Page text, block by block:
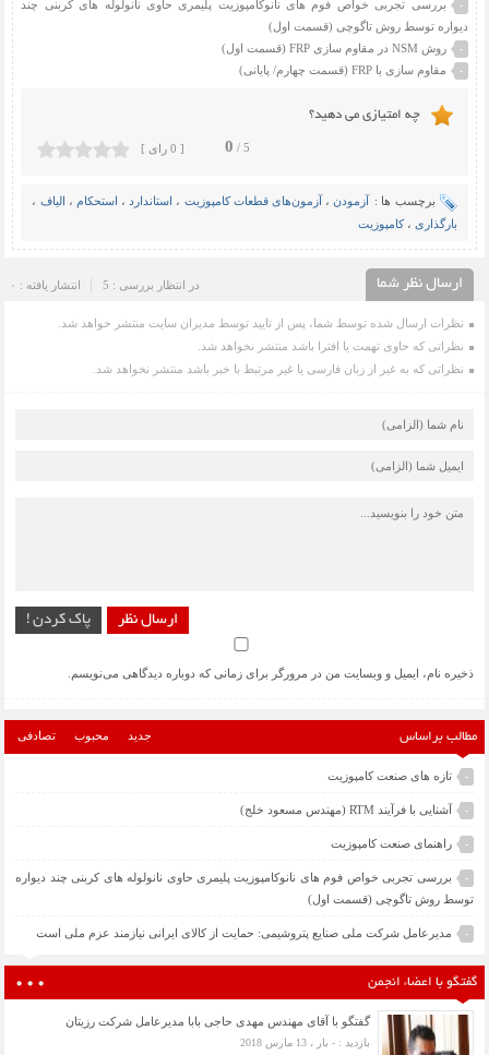
-
بررسی تجربی خواص فوم های نانوکامپوزیت پلیمری حاوی نانولوله های کربنی چند
دیواره توسط روش تاگوچی (قسمت اول)
- روش NSM در مقاوم سازی FRP (قسمت اول)
- مقاوم سازی با FRP (قسمت چهارم/ پایانی)
چه امتیازی می دهید؟
5 /
0 [ 0 رای ]
برچسب ها : آزمودن،آزمون‌های قطعات کامپوزیت ، استاندارد ، استحکام ، الیاف ،
بارگذاری ،کامپوزیت
ارسال نظر شما انتشار یافته : ۰ در انتظار بررسی : 5
نظرات ارسال شده توسط شما، پس از تایید توسط مدیران سایت منتشر خواهد شد.
نظراتی که حاوی تهمت یا افترا باشد منتشر نخواهد شد.
نظراتی که به غیر از زبان فارسی یا غیر مرتبط با خبر باشد منتشر نخواهد شد.
ارسال نظر پاک کردن !
ذخیره نام، ایمیل و وبسایت من در مرورگر برای زمانی که دوباره دیدگاهی می‌نویسم.
مطالب براساس جدید محبوب تصادفی
- تازه های صنعت کامپوزیت
- آشنایی با فرآیند RTM (مهندس مسعود خلج)
- راهنمای صنعت کامپوزیت
-
بررسی تجربی خواص فوم های نانوکامپوزیت پلیمری حاوی نانولوله های کربنی چند دیواره
توسط روش تاگوچی (قسمت اول)
- مدیرعامل شرکت ملی صنایع پتروشیمی: حمایت از کالای ایرانی نیازمند عزم ملی است
گفتگو با اعضاء انجمن
گفتگو با آقای مهندس مهدی حاجی بابا مدیرعامل شرکت رزیتان
بازدید : - بار ، 13 مارس 2018